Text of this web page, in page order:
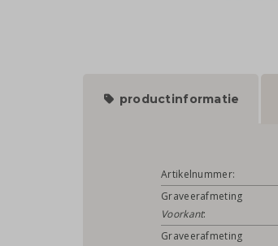
productinformatie
Artikelnummer:
Graveerafmeting
Voorkant:
Graveerafmeting